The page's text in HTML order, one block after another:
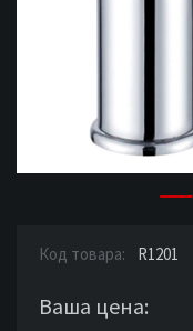
Код товара: R1201
Ваша цена: